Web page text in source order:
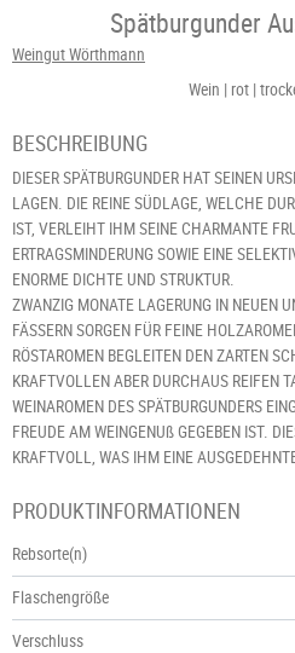
Spätburgunder
Weingut Wörthmann
Wein
rot
BESCHREIBUNG
DIESER SPÄTBURGUNDER HAT SEINEN
LAGEN. DIE REINE SÜDLAGE, WELCHE
IST, VERLEIHT IHM SEINE CHARMANTE
ERTRAGSMINDERUNG SOWIE EINE
ENORME DICHTE UND STRUKTUR.
ZWANZIG MONATE LAGERUNG IN NEUEN
FÄSSERN SORGEN FÜR FEINE
RÖSTAROMEN BEGLEITEN DEN ZARTEN
KRAFTVOLLEN ABER DURCHAUS REIFEN
WEINAROMEN DES SPÄTBURGUNDERS
FREUDE AM WEINGENUß GEGEBEN IST.
KRAFTVOLL, WAS IHM EINE
PRODUKTINFORMATIONEN
Rebsorte(n)
Flaschengröße
Verschluss